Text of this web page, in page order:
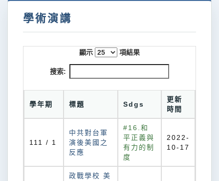
學術演講
顯示 項結果
搜索:
學年期 標題 Sdgs
更新
時間
111 / 1
中共對台軍
演後美國之
反應
#16.和
平正義與
有力的制
度
2022-
10-17
政戰學校 美